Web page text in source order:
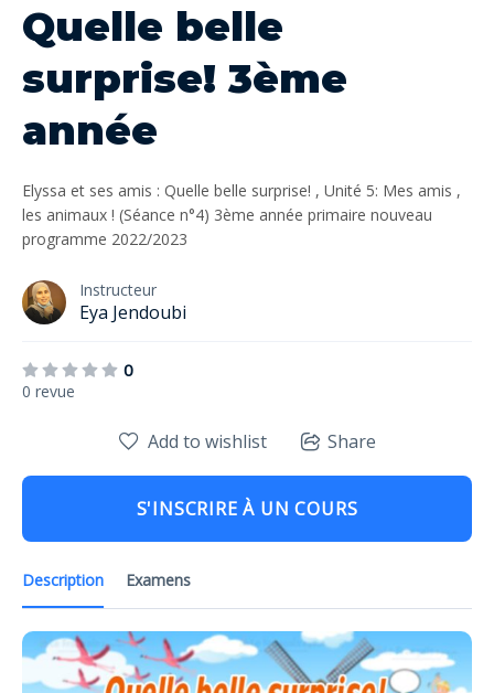
Quelle belle
surprise! 3ème
année
Elyssa et ses amis : Quelle belle surprise! , Unité 5: Mes amis ,
les animaux ! (Séance n°4) 3ème année primaire nouveau
programme 2022/2023
Instructeur
Eya Jendoubi
0
0 revue
Description Examens
Add to wishlist Share
S'INSCRIRE À UN COURS